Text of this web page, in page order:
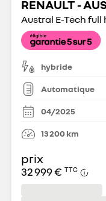
RENAULT -
hybride
Automatique
04/2025
13 200km
prix
32 999 € TTC